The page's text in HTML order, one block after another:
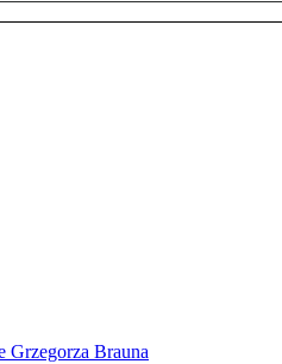
Grzegorza Brauna